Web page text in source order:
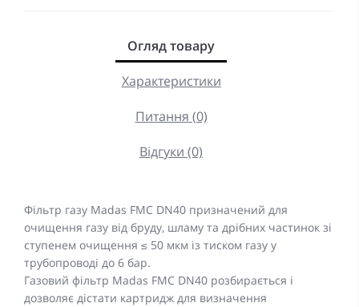
Огляд товару
Характеристики
Питання (0)
Відгуки (0)
Фільтр газу Madas FMC DN40 призначений для
очищення газу від бруду, шламу та дрібних частинок зі
ступенем очищення ≤ 50 мкм із тиском газу у
трубопроводі до 6 бар.
Газовий фільтр Madas FMC DN40 розбирається і
дозволяє дістати картридж для визначення